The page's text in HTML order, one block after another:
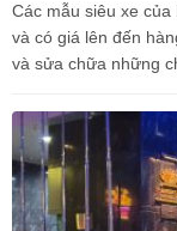
Các mẫu siêu xe
và có giá lên đến
và sửa chữa những